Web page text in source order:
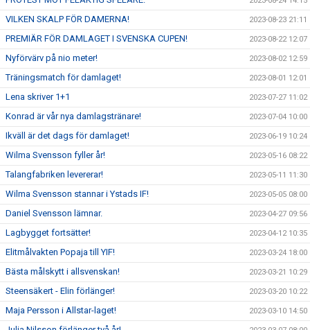
VILKEN SKALP FÖR DAMERNA! 2023-08-23 21:11
PREMIÄR FÖR DAMLAGET I SVENSKA CUPEN! 2023-08-22 12:07
Nyförvärv på nio meter! 2023-08-02 12:59
Träningsmatch för damlaget! 2023-08-01 12:01
Lena skriver 1+1 2023-07-27 11:02
Konrad är vår nya damlagstränare! 2023-07-04 10:00
Ikväll är det dags för damlaget! 2023-06-19 10:24
Wilma Svensson fyller år! 2023-05-16 08:22
Talangfabriken levererar! 2023-05-11 11:30
Wilma Svensson stannar i Ystads IF! 2023-05-05 08:00
Daniel Svensson lämnar. 2023-04-27 09:56
Lagbygget fortsätter! 2023-04-12 10:35
Elitmålvakten Popaja till YIF! 2023-03-24 18:00
Bästa målskytt i allsvenskan! 2023-03-21 10:29
Steensäkert - Elin förlänger! 2023-03-20 10:22
Maja Persson i Allstar-laget! 2023-03-10 14:50